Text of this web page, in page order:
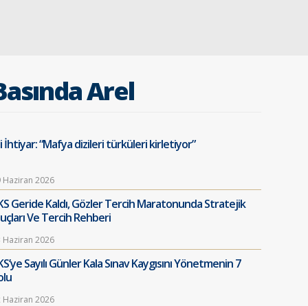
Arel
İhtiyar: “Mafya dizileri türküleri kirletiyor”
Haziran 2026
Geride Kaldı, Gözler Tercih Maratonunda Stratejik
Ve Tercih Rehberi
Haziran 2026
Sayılı Günler Kala Sınav Kaygısını Yönetmenin 7
Haziran 2026